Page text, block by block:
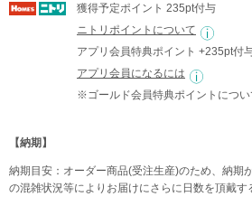
獲得予定ポイント 235pt付与
ニトリポイントについて
アプリ会員特典ポイント +235pt付
アプリ会員になるには
※ゴールド会員特典ポイントについ
【納期】
納期目安：オーダー商品(受注生産)のため、納期
の混雑状況等によりお届けにさらに日数を頂戴す